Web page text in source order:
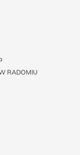
RADOMIU